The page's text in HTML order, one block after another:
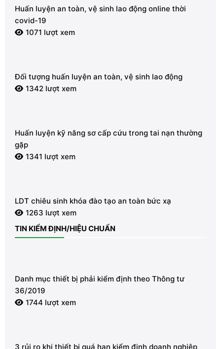
Huấn luyện an toàn, vệ sinh lao động online thời
covid-19
1071 lượt xem
Đối tượng huấn luyện an toàn, vệ sinh lao động
1342 lượt xem
Huấn luyện kỹ năng sơ cấp cứu trong tai nạn thường
gặp
1341 lượt xem
LDT chiêu sinh khóa đào tạo an toàn bức xạ
1263 lượt xem
TIN KIỂM ĐỊNH/HIỆU CHUẨN
Danh mục thiết bị phải kiểm định theo Thông tư
36/2019
1744 lượt xem
3 rủi ro khi thiết bị quá hạn kiểm định doanh nghiệp